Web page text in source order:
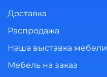
Доставка
Распродажа
Наша выставка мебели
Мебель на заказ